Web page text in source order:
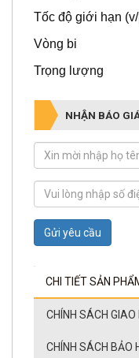
Khoảng cách tâm
Tốc độ giới
Vòng bi :
CHI TIẾT SẢN